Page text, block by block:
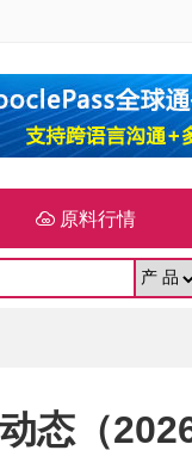
原料行情
态（